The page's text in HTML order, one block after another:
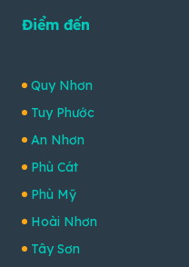
Điểm đến
Quy Nhơn
Tuy Phước
An Nhơn
Phù Cát
Phù Mỹ
Hoài Nhơn
Tây Sơn